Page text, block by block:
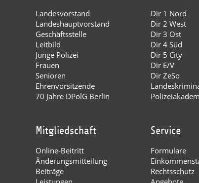
Landesvorstand
Landeshauptvorstand
Geschäftsstelle
Leitbild
Junge Polizei
Frauen
Senioren
Ehrenvorsitzende
70 Jahre DPolG Berlin
Dir 1 Nord
Dir 2 West
Dir 3 Ost
Dir 4 Süd
Dir 5 City
Dir E/V
Dir ZeSo
Mitgliedschaft
Online-Beitritt
Änderungsmitteilung
Beiträge
Service
Formulare
Rechtsschutz